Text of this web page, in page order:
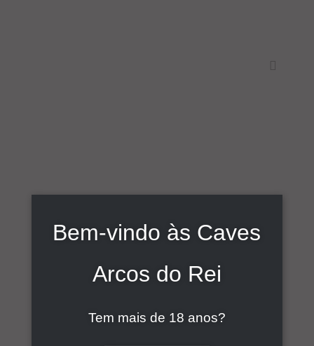
Vinhos
Comunicação Loja
Bem-vindo às Caves
Arcos do Rei
Tem mais de 18 anos?